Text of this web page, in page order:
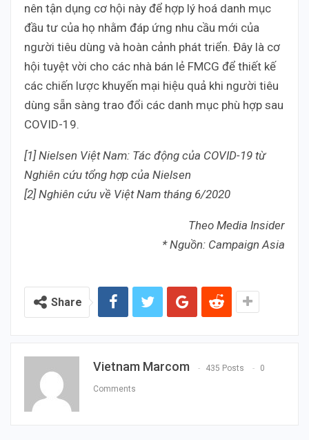
nên tận dụng cơ hội này để hợp lý hoá danh mục
đầu tư của họ nhằm đáp ứng nhu cầu mới của
người tiêu dùng và hoàn cảnh phát triển. Đây là cơ
hội tuyệt vời cho các nhà bán lẻ FMCG để thiết kế
các chiến lược khuyến mại hiệu quả khi người tiêu
dùng sẵn sàng trao đổi các danh mục phù hợp sau
COVID-19.
[1] Nielsen Việt Nam: Tác động của COVID-19 từ
Nghiên cứu tổng hợp của Nielsen
[2] Nghiên cứu về Việt Nam tháng 6/2020
Theo Media Insider
* Nguồn: Campaign Asia
Share
Vietnam Marcom 435 Posts 0
Comments